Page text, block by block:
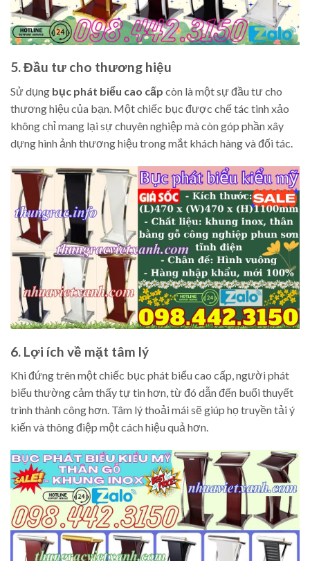
5. Đầu tư cho thương hiệu
Sử dụng bục phát biểu cao cấp còn là một sự đầu tư cho
thương hiệu của bạn. Một chiếc bục được chế tác tinh xảo
không chỉ mang lại sự chuyên nghiệp mà còn góp phần xây
dựng hình ảnh thương hiệu trong mắt khách hàng và đối tác.
6. Lợi ích về mặt tâm lý
Khi đứng trên một chiếc bục phát biểu cao cấp, người phát
biểu thường cảm thấy tự tin hơn, từ đó dẫn đến buổi thuyết
trình thành công hơn. Tâm lý thoải mái sẽ giúp họ truyền tải ý
kiến và thông điệp một cách hiệu quả hơn.